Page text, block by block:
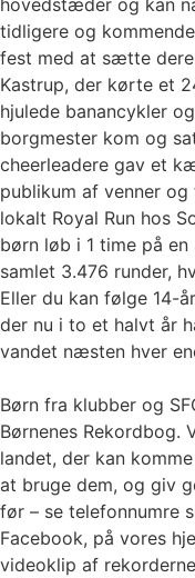
tidligere og
fest med at sætte
Kastrup, der kørte et
hjulede banancykler
borgmester kom og
cheerleadere gav et
publikum af venner
lokalt Royal Run hos
børn løb i 1 time på
samlet 3.476 runder,
Eller du kan følge 14-
der nu i to et halvt år
vandet næsten hver
Børn fra klubber og
Børnenes Rekordbog.
landet, der kan
at bruge dem, og giv
før – se telefonnumre
Facebook, på vores
videoklip af